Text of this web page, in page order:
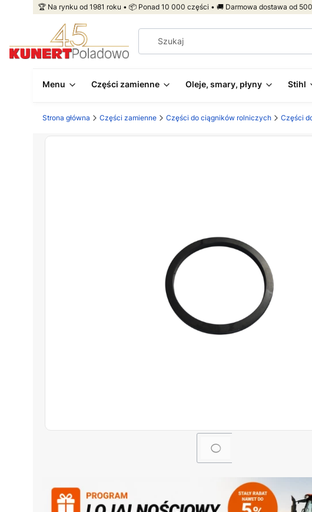
🏆 Na rynku od 1981 roku • 📦 Ponad 10 000 części • 🚚 Darmowa dostawa od 500
Menu Części zamienne Oleje, smary, płyny Stihl
Strona główna Części zamienne Części do ciągników rolniczych Części